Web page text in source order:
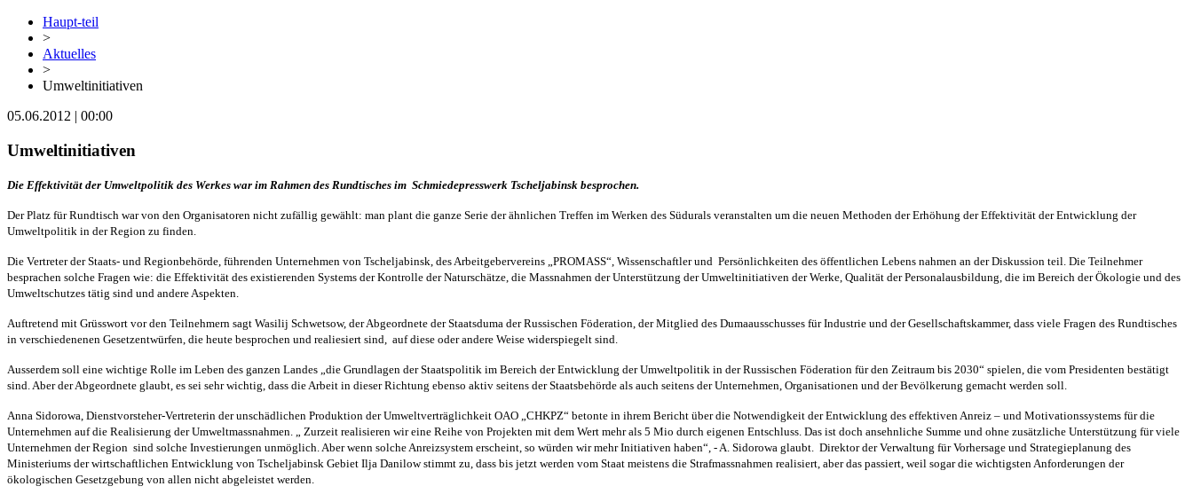
Haupt-teil
>
Aktuelles
>
Umweltinitiativen
05.06.2012 | 00:00
Umweltinitiativen
Die Effektivität der Umweltpolitik des Werkes war im Rahmen des Rundtisches im Schmiedepresswerk Tscheljabinsk besprochen.
Der Platz für Rundtisch war von den Organisatoren nicht zufällig gewählt: man plant die ganze Serie der ähnlichen Treffen im Werken des Südurals veranstalten um die neuen Methoden der Erhöhung der Effektivität der Entwicklung der
Umweltpolitik in der Region zu finden.
Die Vertreter der Staats- und Regionbehörde, führenden Unternehmen von Tscheljabinsk, des Arbeitgebervereins „PROMASS“, Wissenschaftler und Persönlichkeiten des öffentlichen Lebens nahmen an der Diskussion teil. Die Teilnehmer
besprachen solche Fragen wie: die Effektivität des existierenden Systems der Kontrolle der Naturschätze, die Massnahmen der Unterstützung der Umweltinitiativen der Werke, Qualität der Personalausbildung, die im Bereich der Ökologie und des
Umweltschutzes tätig sind und andere Aspekten.
Auftretend mit Grüsswort vor den Teilnehmern sagt Wasilij Schwetsow, der Abgeordnete der Staatsduma der Russischen Föderation, der Mitglied des Dumaausschusses für Industrie und der Gesellschaftskammer, dass viele Fragen des Rundtisches
in verschiedenenen Gesetzentwürfen, die heute besprochen und realiesiert sind, auf diese oder andere Weise widerspiegelt sind.
Ausserdem soll eine wichtige Rolle im Leben des ganzen Landes „die Grundlagen der Staatspolitik im Bereich der Entwicklung der Umweltpolitik in der Russischen Föderation für den Zeitraum bis 2030“ spielen, die vom Presidenten bestätigt
sind. Aber der Abgeordnete glaubt, es sei sehr wichtig, dass die Arbeit in dieser Richtung ebenso aktiv seitens der Staatsbehörde als auch seitens der Unternehmen, Organisationen und der Bevölkerung gemacht werden soll.
Anna Sidorowa, Dienstvorsteher-Vertreterin der unschädlichen Produktion der Umweltverträglichkeit OAO „CHKPZ“ betonte in ihrem Bericht über die Notwendigkeit der Entwicklung des effektiven Anreiz – und Motivationssystems für die
Unternehmen auf die Realisierung der Umweltmassnahmen. „ Zurzeit realisieren wir eine Reihe von Projekten mit dem Wert mehr als 5 Mio durch eigenen Entschluss. Das ist doch ansehnliche Summe und ohne zusätzliche Unterstützung für viele
Unternehmen der Region sind solche Investierungen unmöglich. Aber wenn solche Anreizsystem erscheint, so würden wir mehr Initiativen haben“, - A. Sidorowa glaubt. Direktor der Verwaltung für Vorhersage und Strategieplanung des
Ministeriums der wirtschaftlichen Entwicklung von Tscheljabinsk Gebiet Ilja Danilow stimmt zu, dass bis jetzt werden vom Staat meistens die Strafmassnahmen realisiert, aber das passiert, weil sogar die wichtigsten Anforderungen der
ökologischen Gesetzgebung von allen nicht abgeleistet werden.